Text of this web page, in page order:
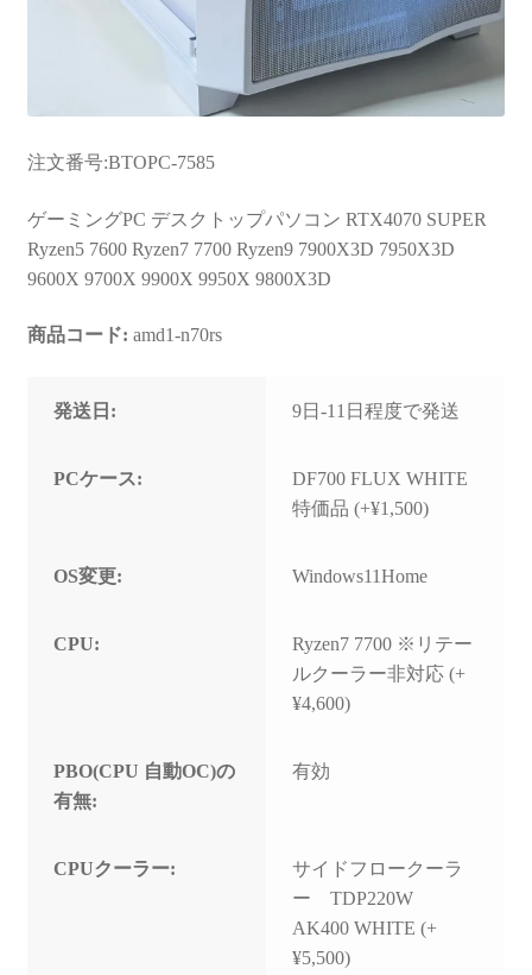
注文番号:BTOPC-7585
ゲーミングPC デスクトップパソコン RTX4070 SUPER
Ryzen5 7600 Ryzen7 7700 Ryzen9 7900X3D 7950X3D
9600X 9700X 9900X 9950X 9800X3D
商品コード: amd1-n70rs
発送日: 9日-11日程度で発送
PCケース:
DF700 FLUX WHITE
特価品 (+¥1,500)
OS変更: Windows11Home
CPU:
Ryzen7 7700 ※リテー
ルクーラー非対応 (+
¥4,600)
PBO(CPU 自動OC)の
有無:
有効
CPUクーラー:
サイドフロークーラ
ー TDP220W
AK400 WHITE (+
¥5,500)